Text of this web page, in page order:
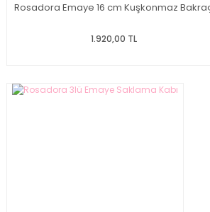
Rosadora Emaye 16 cm Kuşkonmaz
1.920,00 TL